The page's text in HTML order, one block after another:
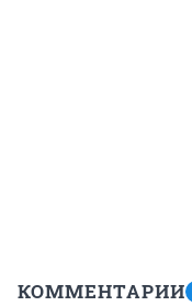
КОММЕНТАРИИ